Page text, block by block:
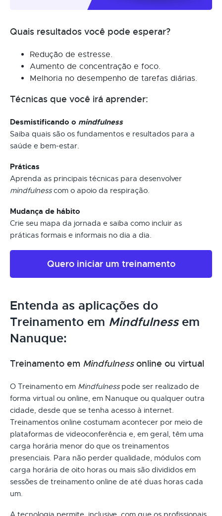
Quais resultados você pode esperar?
Redução de estresse.
Aumento de concentração e foco.
Melhoria no desempenho de tarefas diárias.
Técnicas que você irá aprender:
Desmistificando o mindfulness
Saiba quais são os fundamentos e resultados para a
saúde e bem-estar.
Práticas
Aprenda as principais técnicas para desenvolver
mindfulnesscom o apoio da respiração.
Mudança de hábito
Crie seu mapa da jornada e saiba como incluir as
práticas formais e informais no dia a dia.
Quero iniciar um treinamento
Entenda as aplicações do
Treinamento em Mindfulnessem
Nanuque:
Treinamento em Mindfulnessonline ou virtual
O Treinamento em Mindfulnesspode ser realizado de
forma virtual ou online, em Nanuque ou qualquer outra
cidade, desde que se tenha acesso à internet.
Treinamentos online costumam acontecer por meio de
plataformas de videoconferência e, em geral, têm uma
carga horária menor do que os treinamentos
presenciais. Para não perder qualidade, módulos com
carga horária de oito horas ou mais são divididos em
sessões de treinamento online de até duas horas cada
um.